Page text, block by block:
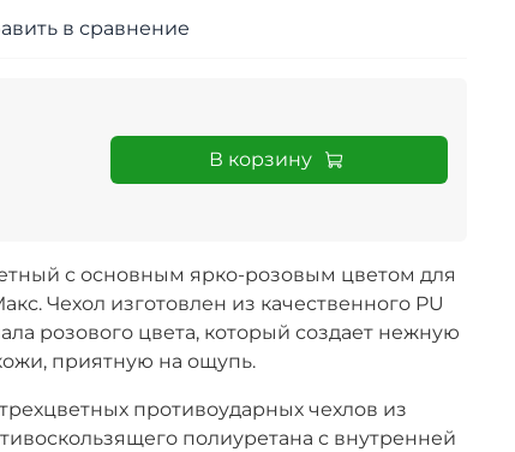
в сравнение
В корзину
с основным ярко-розовым цветом для
Чехол изготовлен из качественного PU
розового цвета, который создает нежную
приятную на ощупь.
противоударных чехлов из
полиуретана с внутренней